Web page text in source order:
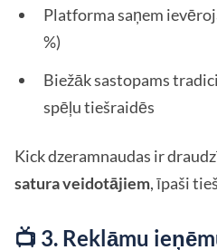
Platforma saņem
%)
Biežāk sastopams
spēļu tiešraidēs
Kick dzeramnaudas ir
satura veidotājiem, īpaši
📺 3. Reklāmu